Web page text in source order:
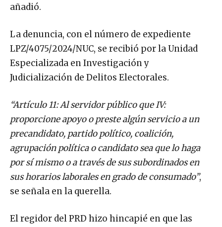
añadió.
La denuncia, con el número de expediente
LPZ/4075/2024/NUC, se recibió por la Unidad
Especializada en Investigación y
Judicialización de Delitos Electorales.
“Artículo 11: Al servidor público que IV:
proporcione apoyo o preste algún servicio a un
precandidato, partido político, coalición,
agrupación política o candidato sea que lo haga
por sí mismo o a través de sus subordinados en
sus horarios laborales en grado de consumado”,
se señala en la querella.
El regidor del PRD hizo hincapié en que las